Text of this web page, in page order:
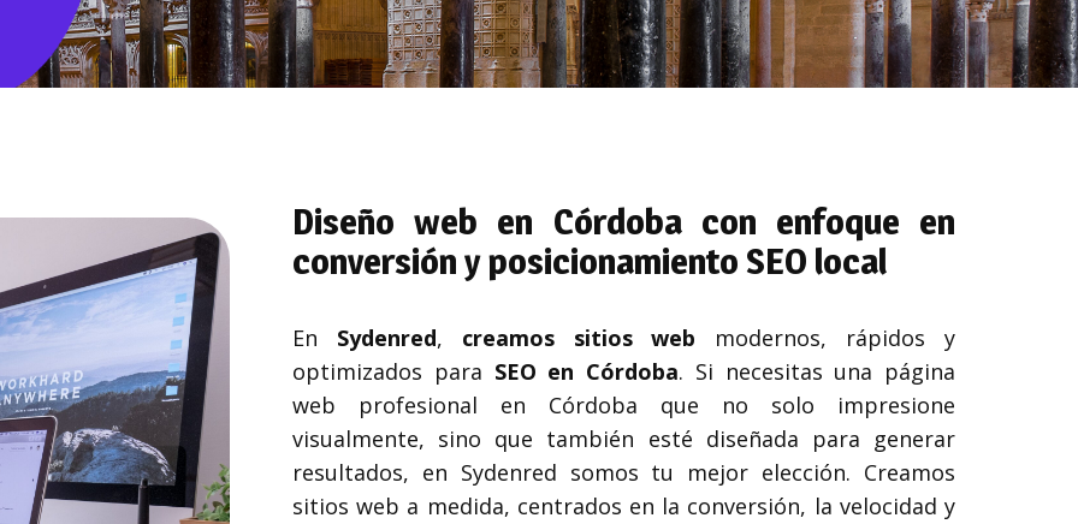
Diseño web en Córdoba con enfoque en
conversión y posicionamiento SEO local
En Sydenred, creamos sitios web modernos, rápidos y
optimizados para SEO en Córdoba. ​Si necesitas una página
web profesional en Córdoba que no solo impresione
visualmente, sino que también esté diseñada para generar
resultados, en Sydenred somos tu mejor elección. Creamos
sitios web a medida, centrados en la conversión, la velocidad y